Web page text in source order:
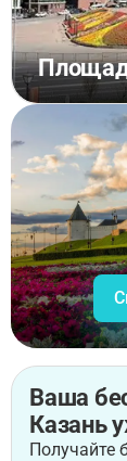
Ваша
Казань
Получайте